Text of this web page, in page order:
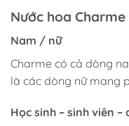
Nước hoa
Nam / nữ
Charme có cả dòng
là các dòng nữ mang
Học sinh – sinh viên